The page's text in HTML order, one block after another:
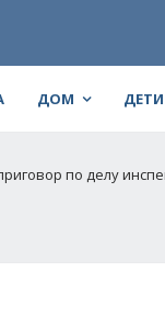
ДОМ ДЕТИ
по делу